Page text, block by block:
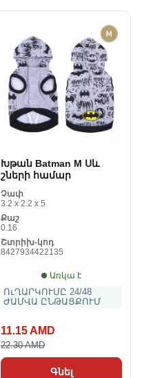
Խթան Batman M Սև
շների համար
Չափ
3.2 x 2.2 x 5
Քաշ
0.16
Շտրիխ-կոդ
8427934422135
Առկա է
ՈւՂԱՐԿՈՒՄԸ 24/48
ԺԱՄՎԱ ԸՆԹԱՑՔՈՒՄ
11.15 AMD
22.30 AMD
Գնել